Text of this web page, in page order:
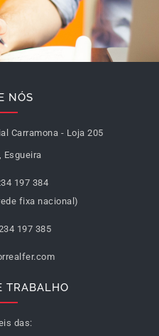
NÓS
Carramona - Loja 205
Esgueira
197 384
fixa nacional)
197 385
TRABALHO
das: